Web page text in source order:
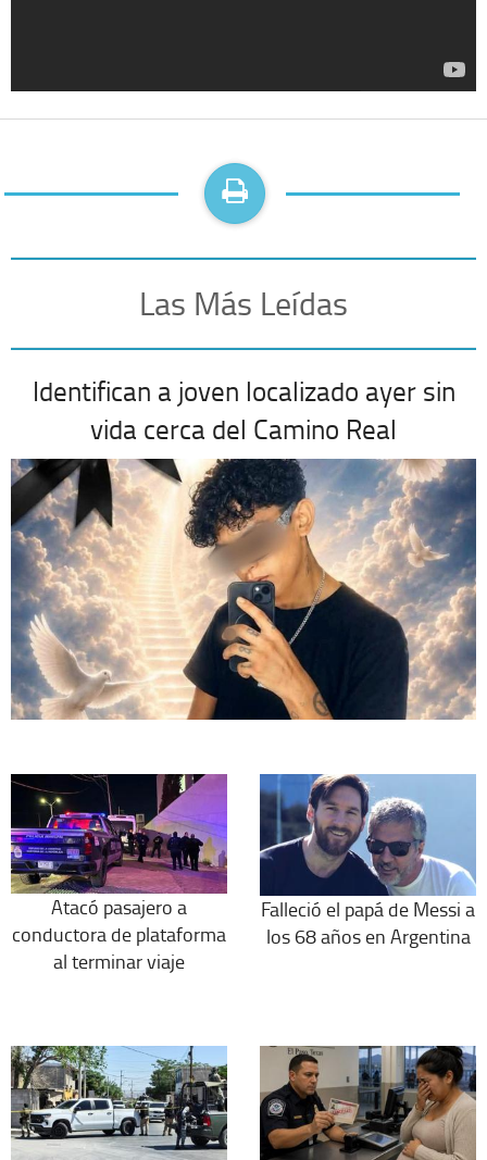
Las Más Leídas
Identifican a joven localizado ayer sin
vida cerca del Camino Real
Atacó pasajero a
conductora de plataforma
al terminar viaje
Falleció el papá de Messi a
los 68 años en Argentina